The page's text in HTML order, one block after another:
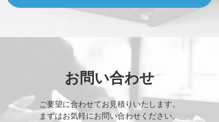
お問い合わせ
ご要望に合わせてお見積りいたします。
まずはお気軽にお問い合わせください。